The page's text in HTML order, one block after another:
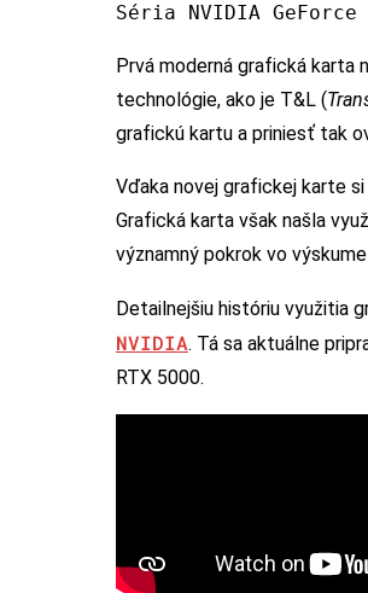
Séria NVIDIA
Prvá moderná grafická karta
technológie, ako je T&L (
grafickú kartu a priniesť tak
Vďaka novej grafickej karte
Grafická karta však našla
významný pokrok vo
Detailnejšiu históriu využitia
NVIDIA. Tá sa aktuálne
RTX 5000.